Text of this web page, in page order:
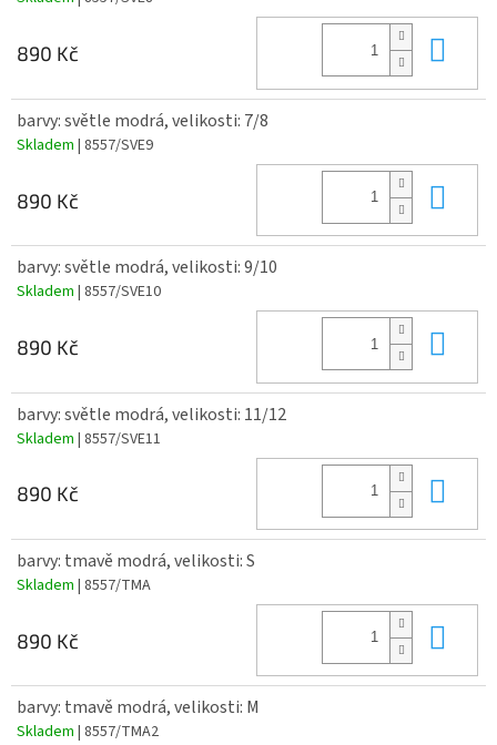
890 Kč
barvy: světle modrá, velikosti: 7/8
Skladem | 8557/SVE9
890 Kč
barvy: světle modrá, velikosti: 9/10
Skladem | 8557/SVE10
890 Kč
barvy: světle modrá, velikosti: 11/12
Skladem | 8557/SVE11
890 Kč
barvy: tmavě modrá, velikosti: S
Skladem | 8557/TMA
890 Kč
barvy: tmavě modrá, velikosti: M
Skladem | 8557/TMA2